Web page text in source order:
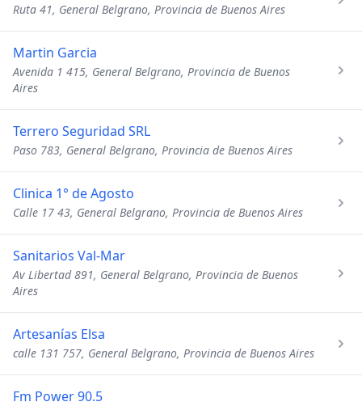
Ruta 41, General Belgrano, Provincia de Buenos Aires
Martin Garcia
Avenida 1 415, General Belgrano, Provincia de Buenos
Aires
Terrero Seguridad SRL
Paso 783, General Belgrano, Provincia de Buenos Aires
Clinica 1° de Agosto
Calle 17 43, General Belgrano, Provincia de Buenos Aires
Sanitarios Val-Mar
Av Libertad 891, General Belgrano, Provincia de Buenos
Aires
Artesanías Elsa
calle 131 757, General Belgrano, Provincia de Buenos Aires
Fm Power 90.5